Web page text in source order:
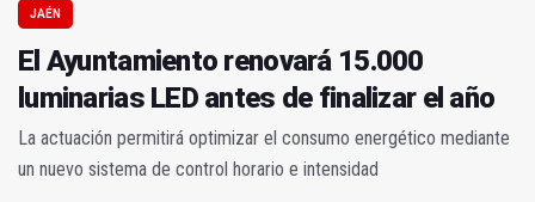
JAÉN
El Ayuntamiento renovará 15.000
luminarias LED antes de finalizar el año
La actuación permitirá optimizar el consumo energético mediante
un nuevo sistema de control horario e intensidad